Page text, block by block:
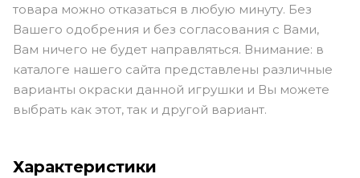
товара можно отказаться в любую минуту. Без
Вашего одобрения и без согласования с Вами,
Вам ничего не будет направляться. Внимание: в
каталоге нашего сайта представлены различные
варианты окраски данной игрушки и Вы можете
выбрать как этот, так и другой вариант.
Характеристики